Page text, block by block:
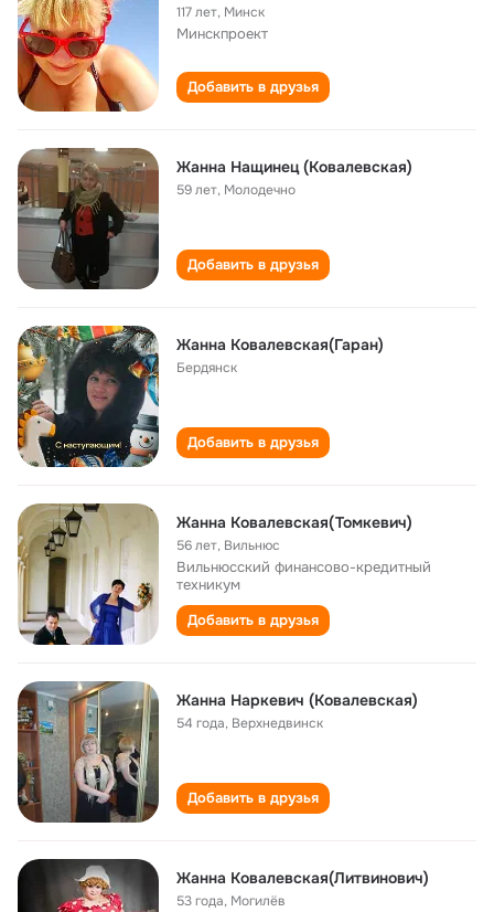
117 лет, Минск
Минскпроект
Добавить в друзья
Жанна Нащинец (Ковалевская)
59 лет, Молодечно
Добавить в друзья
Жанна Ковалевская(Гаран)
Бердянск
Добавить в друзья
Жанна Ковалевская(Томкевич)
56 лет, Вильнюс
Вильнюсский финансово-кредитный
техникум
Добавить в друзья
Жанна Наркевич (Ковалевская)
54 года, Верхнедвинск
Добавить в друзья
Жанна Ковалевская(Литвинович)
53 года, Могилёв